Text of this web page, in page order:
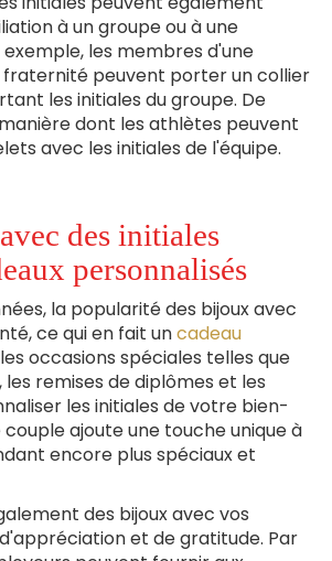
à un groupe ou à une
les membres d'une
fraternité peuvent porter un collier
les initiales du groupe. De
dont les athlètes peuvent
avec les initiales de l'équipe.
des initiales
personnalisés
la popularité des bijoux avec
ce qui en fait uncadeau
occasions spéciales telles que
les remises de diplômes et les
les initiales de votre bien-
ajoute une touche unique à
encore plus spéciaux et
des bijoux avec vos
et de gratitude. Par